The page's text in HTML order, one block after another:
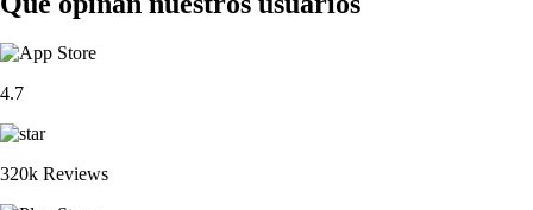
4.7
320k Reviews